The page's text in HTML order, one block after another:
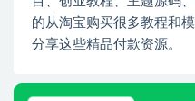
的从淘宝购买很多教程和
分享这些精品付款资源。